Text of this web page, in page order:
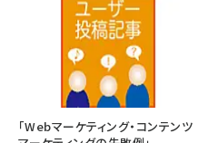
「Webマーケティング・コンテンツ